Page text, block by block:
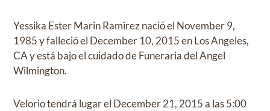
Yessika Ester Marin Ramireznació el November 9,
1985yfalleció el December 10, 2015 en Los Angeles,
CAyestá bajo el cuidado deFuneraria del Angel
Wilmington.
Veloriotendrá lugar el December 21, 2015a las5:00